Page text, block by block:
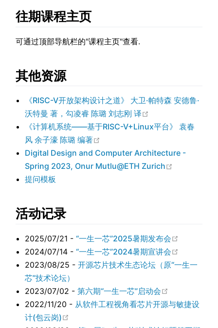
往期课程主页
可通过顶部导航栏的"课程主页"查看.
其他资源
《RISC-V开放架构设计之道》 大卫·帕特森 安德鲁·
沃特曼 著，勾凌睿 陈璐 刘志刚 译
《计算机系统——基于RISC-V+Linux平台》 袁春
风 余子濠 陈璐 编著
Digital Design and Computer Architecture -
Spring 2023, Onur Mutlu@ETH Zurich
提问模板
活动记录
2025/07/21 -“一生一芯”2025暑期发布会
2024/07/14 -“一生一芯”2024暑期宣讲会
2023/08/25 -开源芯片技术生态论坛（原“一生一
芯”技术论坛）
2023/07/02 -第六期“一生一芯”启动会
2022/11/20 - 从软件工程视角看芯片开源与敏捷设
计(包云岗)